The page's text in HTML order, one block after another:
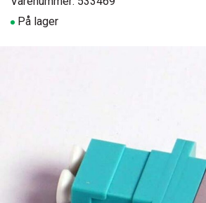
På lager